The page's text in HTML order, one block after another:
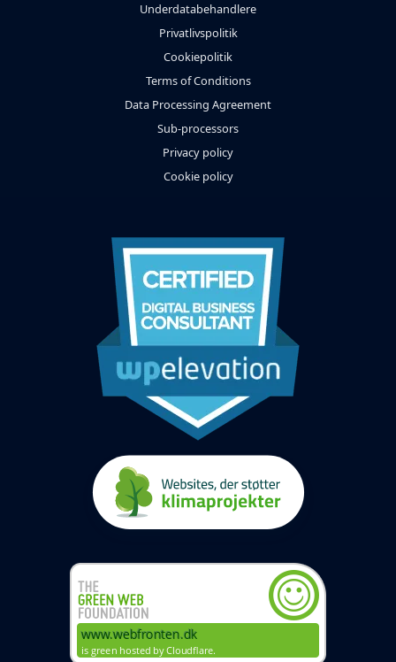
Underdatabehandlere
Privatlivspolitik
Cookiepolitik
Terms of Conditions
Data Processing Agreement
Sub-processors
Privacy policy
Cookie policy